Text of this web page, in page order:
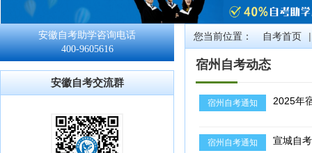
安徽自考助学咨询电话
400-9605616
安徽自考交流群
宿州自考通知 2025年
宿州自考通知 宣城自
自考首页 |
您当前位置：
宿州自考动态